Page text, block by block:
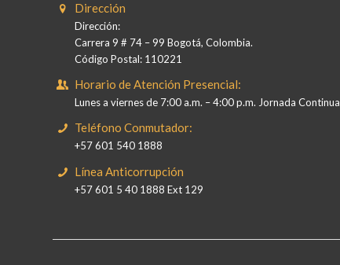
Dirección
Dirección:
Carrera 9 # 74 – 99 Bogotá, Colombia.
Código Postal: 110221
Horario de Atención Presencial:
Lunes a viernes de 7:00 a.m. – 4:00 p.m. Jornada Continua
Teléfono Conmutador:
+57 601 540 1888
Línea Anticorrupción
+57 601 5 40 1888 Ext 129